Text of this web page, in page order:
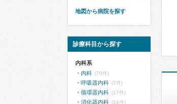
地図から病院を探す
診療科目から探す
内科系
内科 (70件)
呼吸器内科 (7件)
循環器内科 (17件)
消化器内科 (24件)